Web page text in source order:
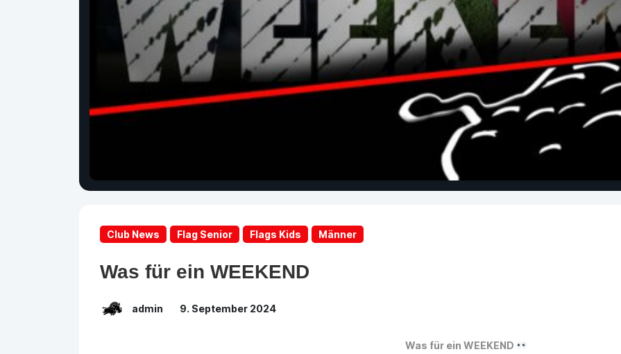
Club News Flag Senior Flags Kids Männer
Was für ein WEEKEND
admin 9. September 2024
Was für ein WEEKEND